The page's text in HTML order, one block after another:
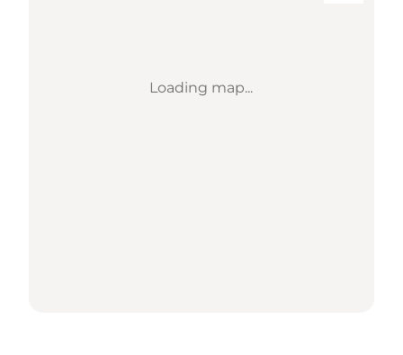
Loading map...